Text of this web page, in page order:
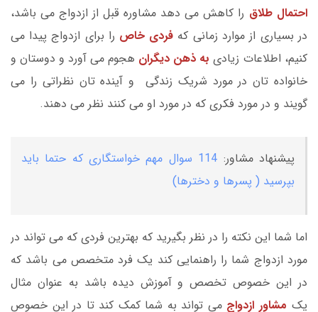
احتمال طلاق را کاهش می دهد مشاوره قبل از ازدواج می باشد،
در بسیاری از موارد زمانی که فردی خاص را برای ازدواج پیدا می
کنیم، اطلاعات زیادی به ذهن دیگران هجوم می آورد و دوستان و
خانواده تان در مورد شریک زندگی و آینده تان نظراتی را می
گویند و در مورد فکری که در مورد او می کنند نظر می دهند.
پیشنهاد مشاور:
114 سوال مهم خواستگاری که حتما باید
بپرسید ( پسرها و دخترها)
اما شما این نکته را در نظر بگیرید که بهترین فردی که می تواند در
مورد ازدواج شما را راهنمایی کند یک فرد متخصص می باشد که
در این خصوص تخصص و آموزش دیده باشد به عنوان مثال
یک مشاور ازدواج می تواند به شما کمک کند تا در این خصوص